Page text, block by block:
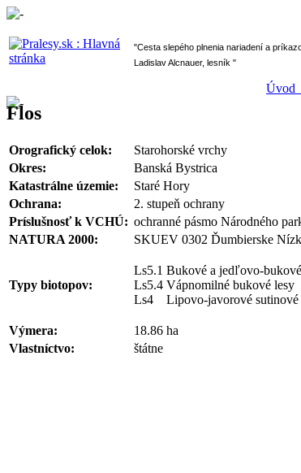
" Cesta slepého plnenia nariadení a
Ladislav Alcnauer, lesník "
Úvod
Flos
Orografický celok:
Starohorské vrchy
Okres:
Banská Bystrica
Katastrálne územie:
Staré Hory
Ochrana:
2. stupeň ochrany
Príslušnosť k VCHÚ: ochranné pásmo Národného
NATURA 2000:
SKUEV 0302 Ďumbierske
Typy biotopov:
Ls5.1 Bukové a jedľovo-
Ls5.4 Vápnomilné bukové lesy
Ls4 Lipovo-javorové sutinové
Výmera:
18.86 ha
Vlastníctvo:
štátne